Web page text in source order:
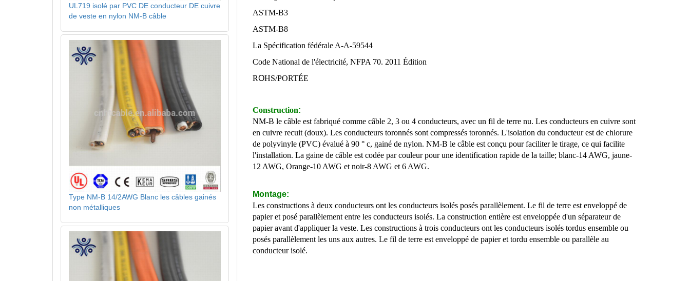
ASTM-B3
ASTM-B8
La Spécification fédérale A-A-59544
Code National de l'électricité, NFPA 70. 2011 Édition
ROHS/PORTÉE
Construction:
NM-B le câble est fabriqué comme câble 2, 3 ou 4 conducteurs, avec un fil de terre nu. Les conducteurs en cuivre sont
en cuivre recuit (doux). Les conducteurs toronnés sont compressés toronnés. L'isolation du conducteur est de chlorure
de polyvinyle (PVC) évalué à 90 ° c, gainé de nylon. NM-B le câble est conçu pour faciliter le tirage, ce qui facilite
l'installation. La gaine de câble est codée par couleur pour une identification rapide de la taille; blanc-14 AWG, jaune-
12 AWG, Orange-10 AWG et noir-8 AWG et 6 AWG.
Montage:
Les constructions à deux conducteurs ont les conducteurs isolés posés parallèlement. Le fil de terre est enveloppé de
papier et posé parallèlement entre les conducteurs isolés. La construction entière est enveloppée d'un séparateur de
papier avant d'appliquer la veste. Les constructions à trois conducteurs ont les conducteurs isolés tordus ensemble ou
posés parallèlement les uns aux autres. Le fil de terre est enveloppé de papier et tordu ensemble ou parallèle au
conducteur isolé.
UL719 isolé par PVC DE conducteur DE cuivre
de veste en nylon NM-B câble
Type NM-B 14/2AWG Blanc les câbles gainés
non métalliques